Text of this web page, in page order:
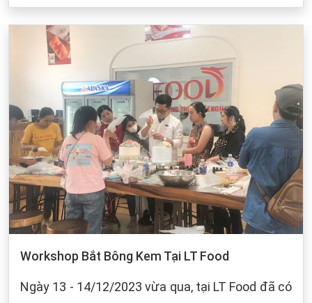
cách bảo quản chung cho các loại bột mì:
Workshop Bắt Bông Kem Tại LT Food
Ngày 13 - 14/12/2023 vừa qua, tại LT Food đã có